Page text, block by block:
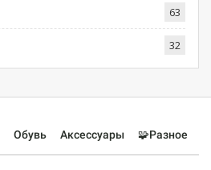
63
32
Обувь Аксессуары 🧩Разное